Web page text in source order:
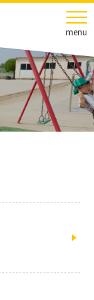
menu